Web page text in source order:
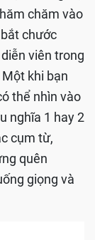
chăm vào
chước
viên trong
khi bạn
thể nhìn vào
nghĩa 1 hay 2
cụm từ,
quên
giọng và